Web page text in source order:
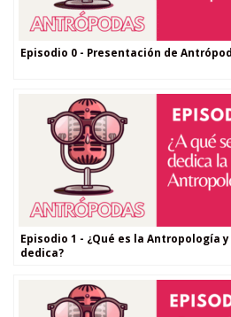
Episodio 0 - Presentación de
Episodio 1 - ¿Qué es la Antropología
dedica?